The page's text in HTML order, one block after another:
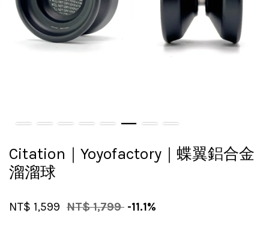
Citation｜Yoyofactory｜蝶翼鋁合金
溜溜球
NT$ 1,599 NT$ 1,799 -11.1%